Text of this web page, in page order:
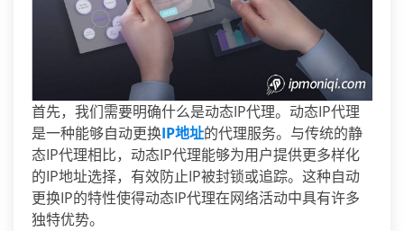
首先，我们需要明确什么是动态IP代理。动态IP代理
是一种能够自动更换IP地址的代理服务。与传统的静
态IP代理相比，动态IP代理能够为用户提供更多样化
的IP地址选择，有效防止IP被封锁或追踪。这种自动
更换IP的特性使得动态IP代理在网络活动中具有许多
独特优势。